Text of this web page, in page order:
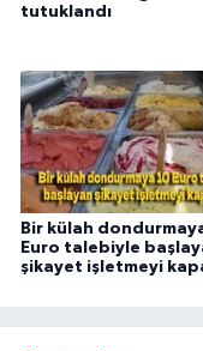
tutuklandı
Bir külah
Euro talebiyle
şikayet işletmeyi